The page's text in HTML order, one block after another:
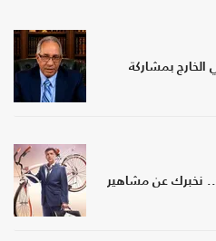
بمشاركة
نخبرك عن مشاهير